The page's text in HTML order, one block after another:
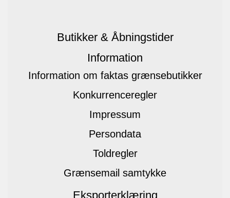
Butikker & Åbningstider
Information
Information om faktas grænsebutikker
Konkurrenceregler
Impressum
Persondata
Toldregler
Grænsemail samtykke
Eksporterklæring